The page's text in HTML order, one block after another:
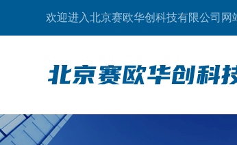
欢迎进入北京赛欧华创科技有限公司网